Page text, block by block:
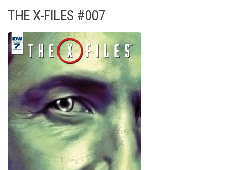
THE X-FILES #007